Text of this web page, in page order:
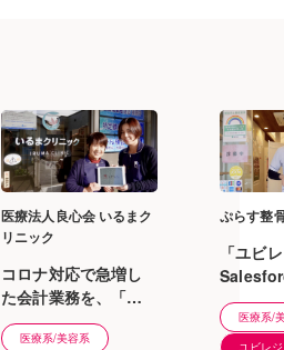
医療法人良心会 いるまク
リニック
コロナ対応で急増し
た会計業務を、「ユ
ビレジ」の導入で効
率化できました。
医療系/美容系
ぷらす整
「ユビ
店舗の
ータを
医療系/
ユビレジ